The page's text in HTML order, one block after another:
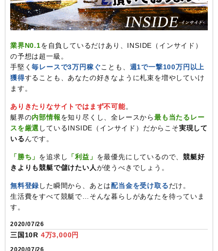
業界N0.1を自負しているだけあり、INSIDE（インサイド）
の予想は超一級。
手堅く毎レースで3万円稼ぐことも、 週1で一撃100万円以上
獲得することも、あなたの好きなように札束を増やしていけ
ます。
ありきたりなサイトではまず不可能。
艇界の内部情報を知り尽くし、全レースから最も当たるレー
スを厳選 しているINSIDE（インサイド）だからこそ実現して
いるんです。
「勝ち」 を追求し 「利益」 を最優先にしているので、競艇好
きよりも競艇で儲けたい人が使うべきでしょう。
無料登録 した瞬間から、あとは配当金を受け取るだけ。
生活費をすべて競艇で…そんな暮らしがあなたを待っていま
す。
2020/07/26
三国10R 4万3,000円